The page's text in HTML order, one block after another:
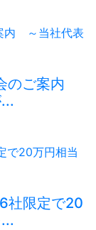
のご案内
社限定で20